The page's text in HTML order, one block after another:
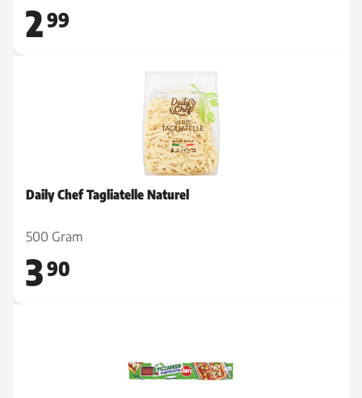
299
Daily Chef Tagliatelle Naturel
500 Gram
390